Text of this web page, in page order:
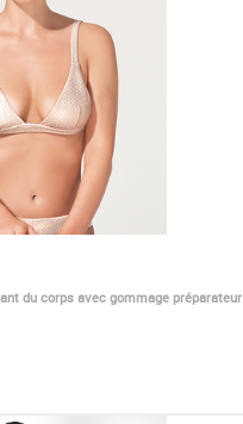
du corps avec gommage préparateur